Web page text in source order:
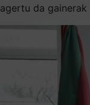
agertu da gainerak